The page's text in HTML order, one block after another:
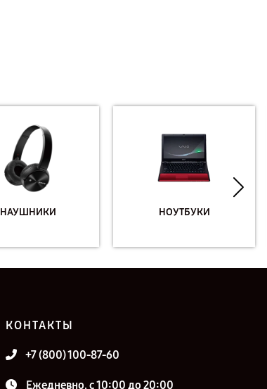
НАУШНИКИ НОУТБУКИ
КОНТАКТЫ
+7 (800) 100-87-60
Ежедневно, с 10:00 до 20:00